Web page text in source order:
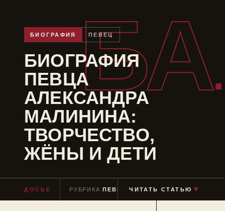
БА
БИОГРАФИЯ ПЕВЕЦ
БИОГРАФИЯ
ПЕВЦА
АЛЕКСАНДРА
МАЛИНИНА:
ТВОРЧЕСТВО,
ЖЁНЫ И ДЕТИ
ДОСЬЕ РУБРИКАПЕВЕЦ ЧТЕНИЕ≈ 9 МИН
ЧИТАТЬ СТАТЬЮ ▼